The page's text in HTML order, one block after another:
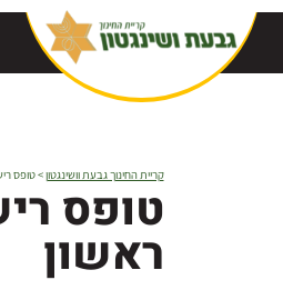
אתר בהרצה
קריית החינוך גבעת וושינגטון>טופס
טופס
ראשון